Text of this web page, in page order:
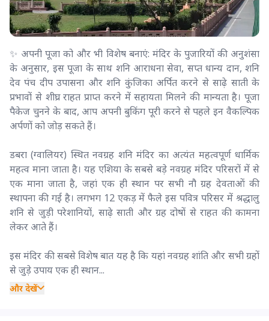
✨ अपनी पूजा को और भी विशेष बनाएं: मंदिर के पुजारियों की अनुशंसा
के अनुसार, इस पूजा के साथ शनि आराधना सेवा, सप्त धान्य दान, शनि
देव पंच दीप उपासना और शनि कुंजिका अर्पित करने से साढ़े साती के
प्रभावों से शीघ्र राहत प्राप्त करने में सहायता मिलने की मान्यता है। पूजा
पैकेज चुनने के बाद, आप अपनी बुकिंग पूरी करने से पहले इन वैकल्पिक
अर्पणों को जोड़ सकते हैं।
डबरा (ग्वालियर) स्थित नवग्रह शनि मंदिर का अत्यंत महत्वपूर्ण धार्मिक
महत्व माना जाता है। यह एशिया के सबसे बड़े नवग्रह मंदिर परिसरों में से
एक माना जाता है, जहां एक ही स्थान पर सभी नौ ग्रह देवताओं की
स्थापना की गई है। लगभग 12 एकड़ में फैले इस पवित्र परिसर में श्रद्धालु
शनि से जुड़ी परेशानियों, साढ़े साती और ग्रह दोषों से राहत की कामना
लेकर आते हैं।
इस मंदिर की सबसे विशेष बात यह है कि यहां नवग्रह शांति और सभी ग्रहों
से जुड़े उपाय एक ही स्थान...
और देखें